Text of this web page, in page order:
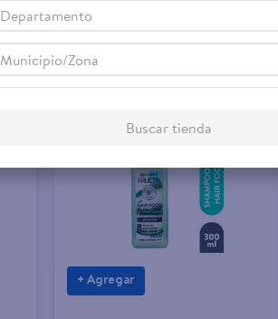
+ Agregar
Departamento
Municipio/Zona
Buscar tienda